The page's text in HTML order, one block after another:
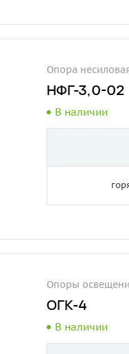
Опора
НФГ-3,0-02
В наличии
Опоры
ОГК-4
В наличии